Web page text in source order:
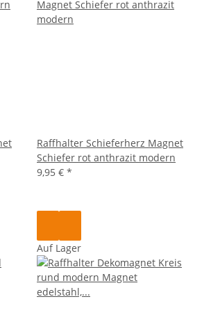
Raffhalter Schieferherz Magnet
Schiefer rot anthrazit modern
9,95 € *
Auf Lager